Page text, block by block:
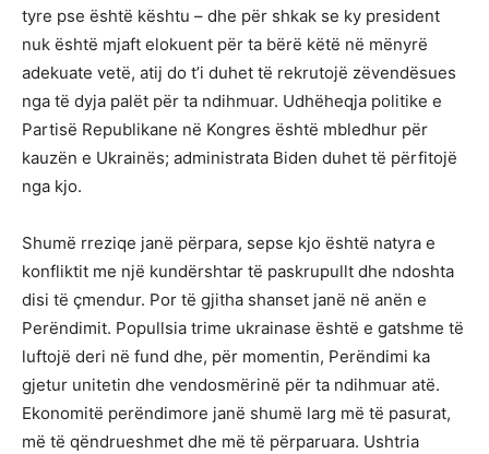
tyre pse është kështu – dhe për shkak se ky president
nuk është mjaft elokuent për ta bërë këtë në mënyrë
adekuate vetë, atij do t’i duhet të rekrutojë zëvendësues
nga të dyja palët për ta ndihmuar. Udhëheqja politike e
Partisë Republikane në Kongres është mbledhur për
kauzën e Ukrainës; administrata Biden duhet të përfitojë
nga kjo.
Shumë rreziqe janë përpara, sepse kjo është natyra e
konfliktit me një kundërshtar të paskrupullt dhe ndoshta
disi të çmendur. Por të gjitha shanset janë në anën e
Perëndimit. Popullsia trime ukrainase është e gatshme të
luftojë deri në fund dhe, për momentin, Perëndimi ka
gjetur unitetin dhe vendosmërinë për ta ndihmuar atë.
Ekonomitë perëndimore janë shumë larg më të pasurat,
më të qëndrueshmet dhe më të përparuara. Ushtria